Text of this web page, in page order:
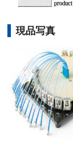
現品写真